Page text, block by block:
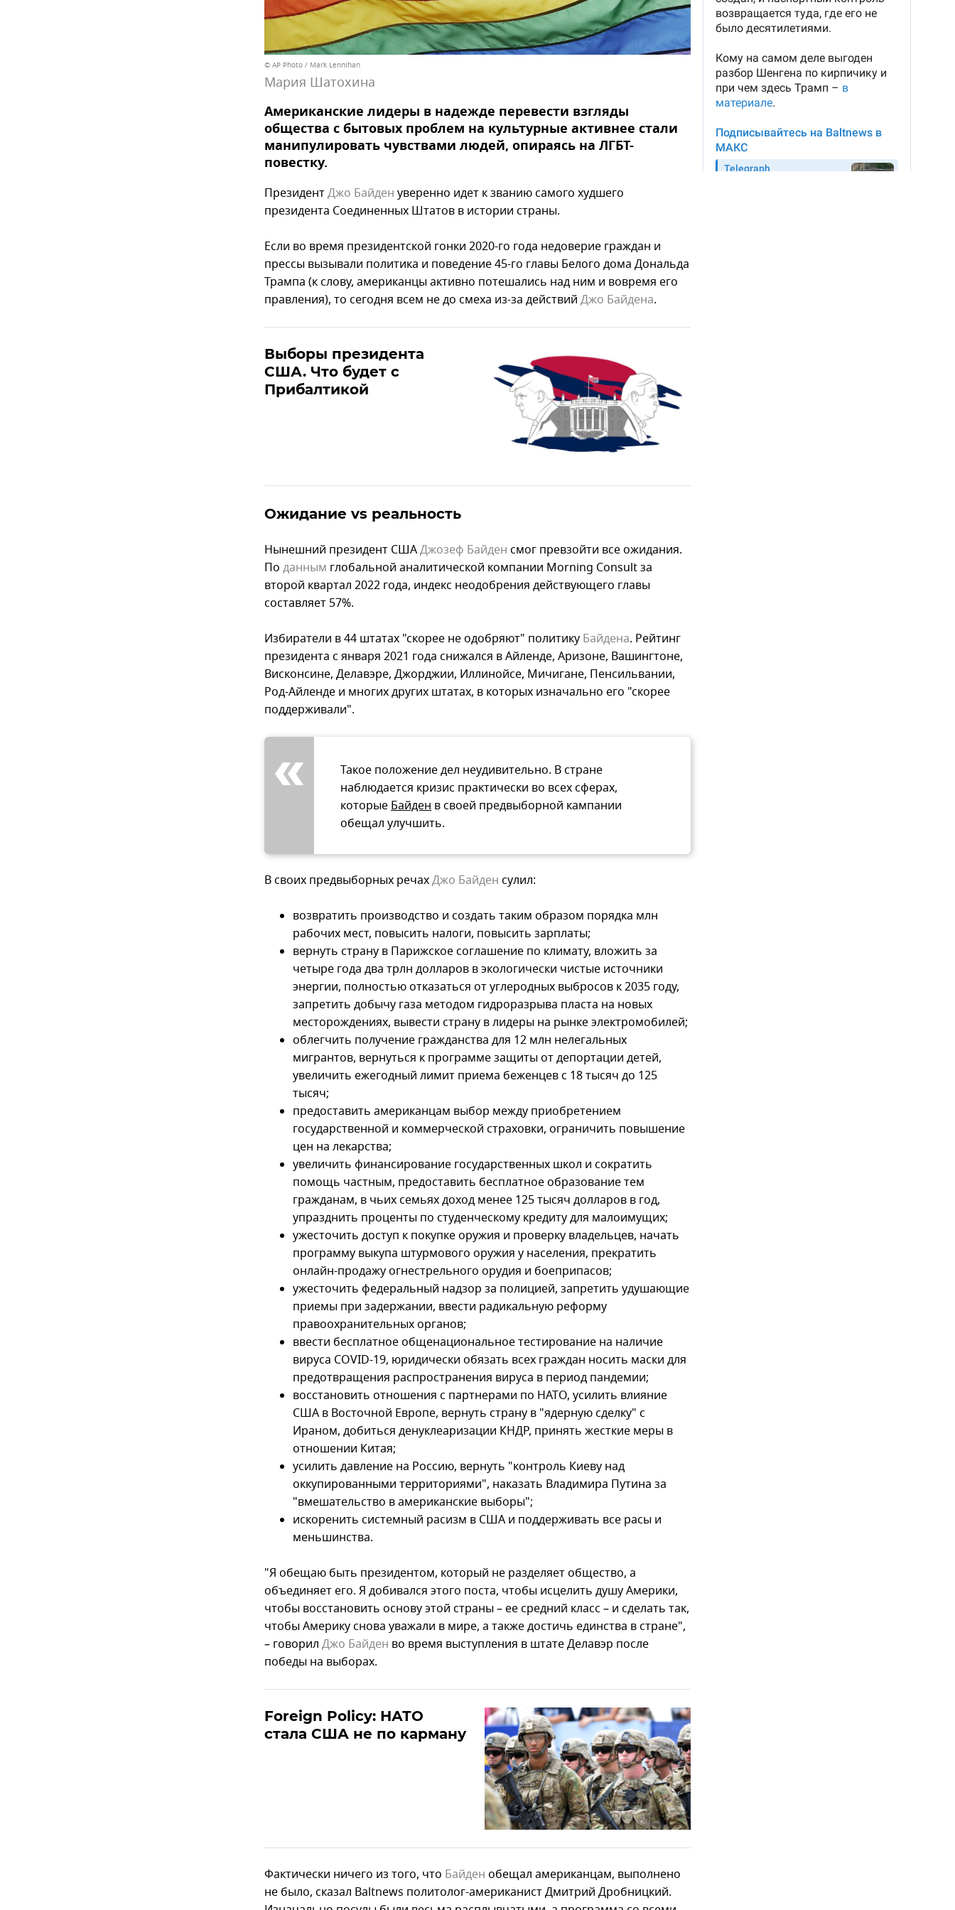
© AP Photo / Mark Lennihan
Мария Шатохина
Американские лидеры в надежде перевести взгляды
общества с бытовых проблем на культурные активнее стали
манипулировать чувствами людей, опираясь на ЛГБТ-
повестку.
ПрезидентДжо Байден уверенно идет к званию самого худшего
президента Соединенных Штатов в истории страны.
Если во время президентской гонки 2020-го года недоверие граждан и
прессы вызывали политика и поведение 45-го главы Белого дома Дональда
Трампа (к слову, американцы активно потешались над ним и вовремя его
правления), то сегодня всем не до смеха из-за действий Джо Байдена.
Выборы президента
США. Что будет с
Прибалтикой
Ожидание vs реальность
Нынешний президент СШАДжозеф Байден смог превзойти все ожидания.
По данным глобальной аналитической компании Morning Consult за
второй квартал 2022 года, индекс неодобрения действующего главы
составляет 57%.
Избиратели в 44 штатах "скорее не одобряют" политику Байдена. Рейтинг
президента с января 2021 года снижался в Айленде, Аризоне, Вашингтоне,
Висконсине, Делавэре, Джорджии, Иллинойсе, Мичигане, Пенсильвании,
Род-Айленде и многих других штатах, в которых изначально его "скорее
поддерживали".
Такое положение дел неудивительно. В стране
наблюдается кризис практически во всех сферах,
которыеБайден в своей предвыборной кампании
обещал улучшить.
В своих предвыборных речахДжо Байден сулил:
возвратить производство и создать таким образом порядка млн
рабочих мест, повысить налоги, повысить зарплаты;
вернуть страну в Парижское соглашение по климату, вложить за
четыре года два трлн долларов в экологически чистые источники
энергии, полностью отказаться от углеродных выбросов к 2035 году,
запретить добычу газа методом гидроразрыва пласта на новых
месторождениях, вывести страну в лидеры на рынке электромобилей;
облегчить получение гражданства для 12 млн нелегальных
мигрантов, вернуться к программе защиты от депортации детей,
увеличить ежегодный лимит приема беженцев с 18 тысяч до 125
тысяч;
предоставить американцам выбор между приобретением
государственной и коммерческой страховки, ограничить повышение
цен на лекарства;
увеличить финансирование государственных школ и сократить
помощь частным, предоставить бесплатное образование тем
гражданам, в чьих семьях доход менее 125 тысяч долларов в год,
упразднить проценты по студенческому кредиту для малоимущих;
ужесточить доступ к покупке оружия и проверку владельцев, начать
программу выкупа штурмового оружия у населения, прекратить
онлайн-продажу огнестрельного орудия и боеприпасов;
ужесточить федеральный надзор за полицией, запретить удушающие
приемы при задержании, ввести радикальную реформу
правоохранительных органов;
ввести бесплатное общенациональное тестирование на наличие
вируса COVID-19, юридически обязать всех граждан носить маски для
предотвращения распространения вируса в период пандемии;
восстановить отношения с партнерами по НАТО, усилить влияние
США в Восточной Европе, вернуть страну в "ядерную сделку" с
Ираном, добиться денуклеаризации КНДР, принять жесткие меры в
отношении Китая;
усилить давление на Россию, вернуть "контроль Киеву над
оккупированными территориями", наказать Владимира Путина за
"вмешательство в американские выборы";
искоренить системный расизм в США и поддерживать все расы и
меньшинства.
"Я обещаю быть президентом, который не разделяет общество, а
объединяет его. Я добивался этого поста, чтобы исцелить душу Америки,
чтобы восстановить основу этой страны – ее средний класс – и сделать так,
чтобы Америку снова уважали в мире, а также достичь единства в стране",
– говорил Джо Байден во время выступления в штате Делавэр после
победы на выборах.
Foreign Policy: НАТО
стала США не по карману
Фактически ничего из того, что Байден обещал американцам, выполнено
не было, сказал Baltnews политолог-американист Дмитрий Дробницкий.